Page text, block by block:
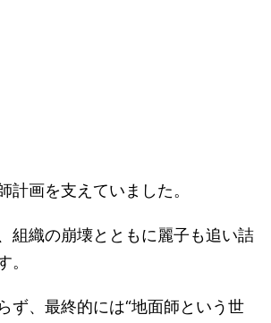
計画を支えていました。
組織の崩壊とともに麗子も追い詰
。
ず、最終的には“地面師という世